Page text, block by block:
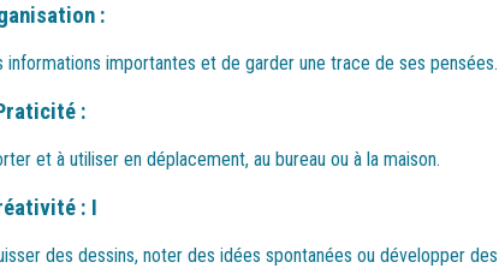
:
importantes et de garder une trace de ses pensées.
:
et à utiliser en déplacement, au bureau ou à la maison.
: I
des dessins, noter des idées spontanées ou développer des